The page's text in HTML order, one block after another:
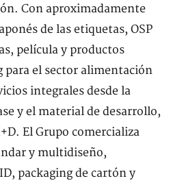
Con aproximadamente
de las etiquetas, OSP
película y productos
para el sector alimentación
integrales desde la
y el material de desarrollo,
El Grupo comercializa
y multidiseño,
packaging de cartón y